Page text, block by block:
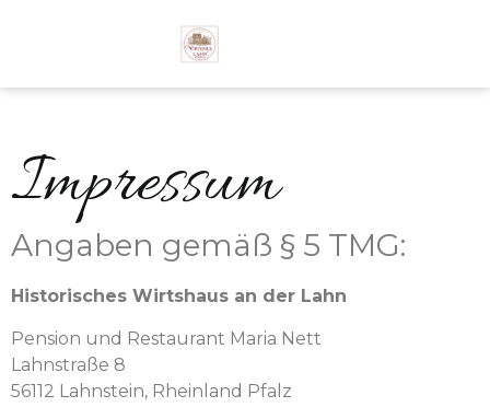
Impressum
Angaben gemäß § 5 TMG:
Historisches Wirtshaus an der Lahn
Pension und Restaurant Maria Nett
Lahnstraße 8
56112 Lahnstein, Rheinland Pfalz